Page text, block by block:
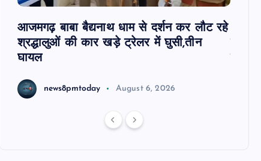
आजमगढ़ बाबा बैद्यनाथ धाम से दर्शन कर लौट रहे
श्रद्धालुओं की कार खड़े ट्रेलर में घुसी,तीन
घायल
news8pmtoday August 6, 2026
हाजिरी